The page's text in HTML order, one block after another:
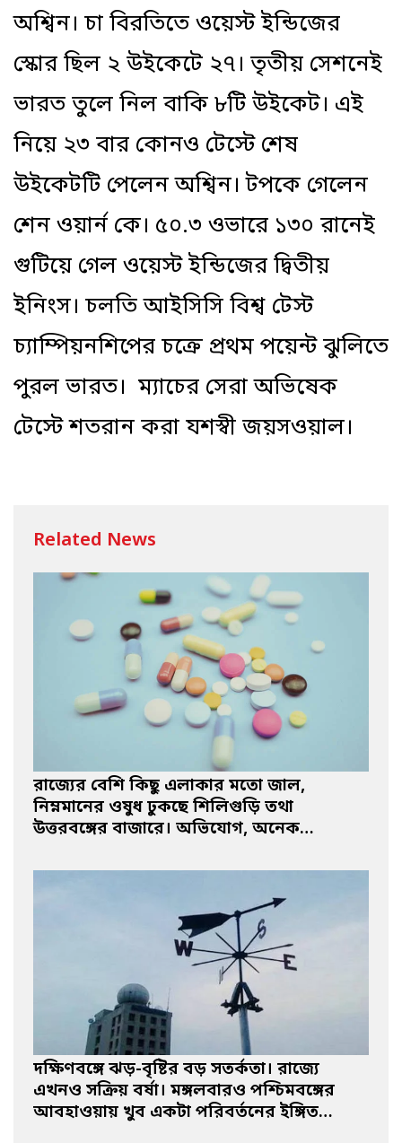
অশ্বিন। চা বিরতিতে ওয়েস্ট ইন্ডিজের
স্কোর ছিল ২ উইকেটে ২৭। তৃতীয় সেশনেই
ভারত তুলে নিল বাকি ৮টি উইকেট। এই
নিয়ে ২৩ বার কোনও টেস্টে শেষ
উইকেটটি পেলেন অশ্বিন। টপকে গেলেন
শেন ওয়ার্ন কে। ৫০.৩ ওভারে ১৩০ রানেই
গুটিয়ে গেল ওয়েস্ট ইন্ডিজের দ্বিতীয়
ইনিংস। চলতি আইসিসি বিশ্ব টেস্ট
চ্যাম্পিয়নশিপের চক্রে প্রথম পয়েন্ট ঝুলিতে
পুরল ভারত। ম্যাচের সেরা অভিষেক
টেস্টে শতরান করা যশস্বী জয়সওয়াল।
Related News
রাজ্যের বেশি কিছু এলাকার মতো জাল,
নিম্নমানের ওষুধ ঢুকছে শিলিগুড়ি তথা
উত্তরবঙ্গের বাজারে। অভিযোগ, অনেক…
দক্ষিণবঙ্গে ঝড়-বৃষ্টির বড় সতর্কতা। রাজ্যে
এখনও সক্রিয় বর্ষা। মঙ্গলবারও পশ্চিমবঙ্গের
আবহাওয়ায় খুব একটা পরিবর্তনের ইঙ্গিত…